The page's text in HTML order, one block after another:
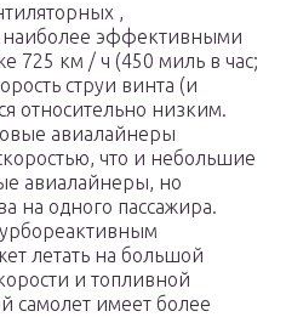
,
наиболее эффективными
725 км / ч (450 миль в час;
струи винта (и
относительно низким.
авиалайнеры
что и небольшие
авиалайнеры, но
на одного пассажира.
летать на большой
и топливной
самолет имеет более